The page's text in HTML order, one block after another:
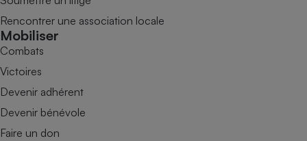
Rencontrer une association locale
Mobiliser
Combats
Victoires
Devenir adhérent
Devenir bénévole
Faire un don